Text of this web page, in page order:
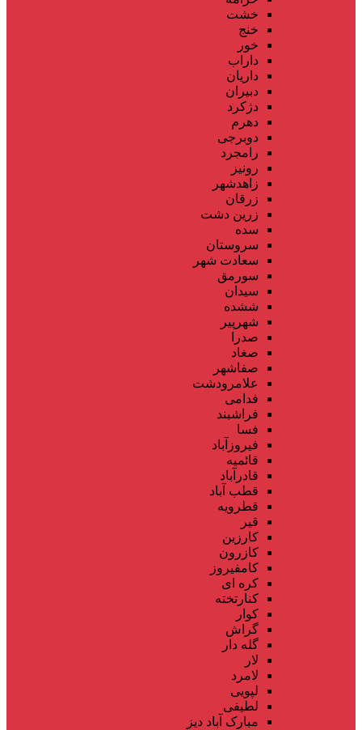
خشت
خنج
خور
داراب
داریان
دبیران
دژکرد
دهرم
دوبرجی
رامجرد
رونیز
زاهدشهر
زرقان
زرین دشت
سده
سروستان
سعادت شهر
سورمق
سیدان
ششده
شهرپیر
صدرا
صغاد
صفاشهر
علامرودشت
فدامی
فراشبند
فسا
فیروزآباد
قائمیه
قادرآباد
قطب آباد
قطرویه
قیر
کارزین
کازرون
کامفیروز
کره ای
کنارتخته
کوار
گراش
گله دار
لار
لامرد
لپویی
لطیفی
مبارک آباد دیز